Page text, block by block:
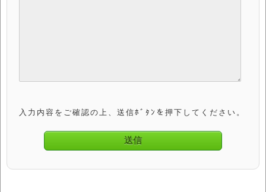
入力内容をご確認の上、送信ﾎﾞﾀﾝを押下してください。